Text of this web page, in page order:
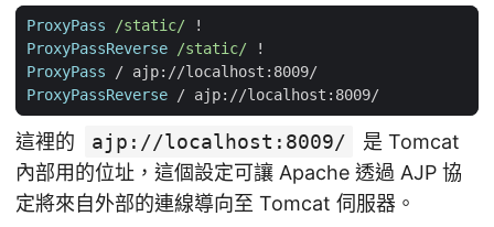
ProxyPass /static/
ProxyPassReverse
/static/
ProxyPass
ProxyPassReverse
這裡的 ajp://localhost:8009/
是 Tomcat
內部用的位址，這個設定可讓 Apache 透過 AJP 協
定將來自外部的連線導向至 Tomcat 伺服器。